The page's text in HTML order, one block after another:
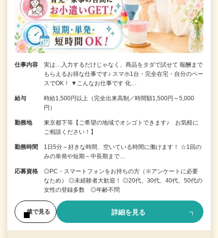
仕事内容
実は…入力するだけじゃなく、商品をタダで試せて 報酬まで
もらえるお得な仕事です♪ スマホ1台・完全在宅・自分のペー
スでOK！ ▼こんなお仕事です 化…
給与
時給1,500円以上（完全出来高制／時間額1,500円～5,000
円）
勤務地
東京都下等【ご希望の地域でオシゴトできます♪ お気軽に
ご相談ください！】
勤務時間
1日5分～好きな時間、空いている時間に働けます！ ☆1回の
みの単発や短期～中長期まで…
応募資格
◎PC・スマートフォンをお持ちの方（※アンケートに必要
なため） ◎未経験者大歓迎！ ◎20代、30代、40代、50代の
女性の登録多数 ◎年齢不問
後で見る 詳細を見る